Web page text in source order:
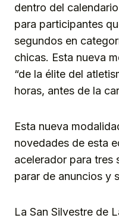
dentro del
para participantes
segundos en
chicas. Esta nueva
“de la élite del
horas, antes de la
Esta nueva
novedades de esta
acelerador para tres
parar de anuncios y
La San Silvestre de